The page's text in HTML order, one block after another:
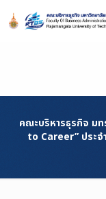
Content
คณะบริหารธุรกิจ ม
to Career” ประจ